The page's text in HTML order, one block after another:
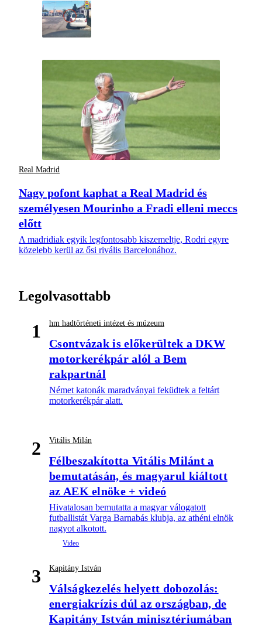
Real Madrid
Nagy pofont kaphat a Real Madrid és
személyesen Mourinho a Fradi elleni meccs
előtt
A madridiak egyik legfontosabb kiszemeltje, Rodri egyre
közelebb kerül az ősi rivális Barcelonához.
Legolvasottabb
1 hm hadtörténeti intézet és múzeum
Csontvázak is előkerültek a DKW
motorkerékpár alól a Bem
rakpartnál
Német katonák maradványai feküdtek a feltárt
motorkerékpár alatt.
2 Vitális Milán
Félbeszakította Vitális Milánt a
bemutatásán, és magyarul kiáltott
az AEK elnöke + videó
Hivatalosan bemutatta a magyar válogatott
futballistát Varga Barnabás klubja, az athéni elnök
nagyot alkotott.
3 Kapitány István
Válságkezelés helyett dobozolás:
energiakrízis dúl az országban, de
Kapitány István minisztériumában